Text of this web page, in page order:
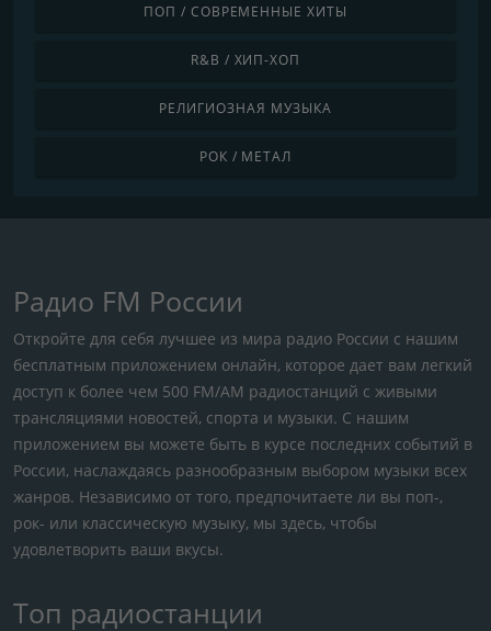
ПОП / СОВРЕМЕННЫЕ ХИТЫ
R&B / ХИП-ХОП
РЕЛИГИОЗНАЯ МУЗЫКА
РОК / МЕТАЛ
Радио FM России
Откройте для себя лучшее из мира радио России с нашим
бесплатным приложением онлайн, которое дает вам легкий
доступ к более чем 500 FM/AM радиостанций с живыми
трансляциями новостей, спорта и музыки. С нашим
приложением вы можете быть в курсе последних событий в
России, наслаждаясь разнообразным выбором музыки всех
жанров. Независимо от того, предпочитаете ли вы поп-,
рок- или классическую музыку, мы здесь, чтобы
удовлетворить ваши вкусы.
Топ радиостанции